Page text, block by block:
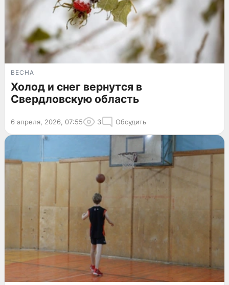
ВЕСНА
Холод и снег вернутся в
Свердловскую область
6 апреля, 2026, 07:55 3 Обсудить